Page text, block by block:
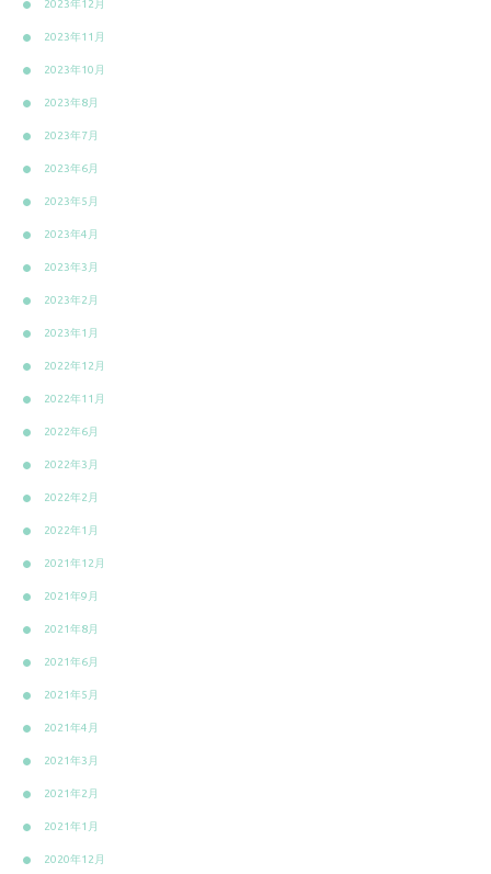
2023年12月
2023年11月
2023年10月
2023年8月
2023年7月
2023年6月
2023年5月
2023年4月
2023年3月
2023年2月
2023年1月
2022年12月
2022年11月
2022年6月
2022年3月
2022年2月
2022年1月
2021年12月
2021年9月
2021年8月
2021年6月
2021年5月
2021年4月
2021年3月
2021年2月
2021年1月
2020年12月